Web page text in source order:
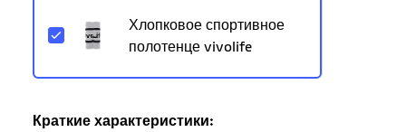
Хлопковое спортивное
полотенце vivolife
Краткие характеристики: